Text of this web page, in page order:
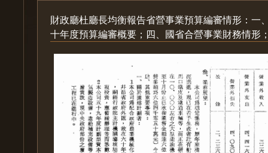
財政廳杜廳長均衡報告省營事業預算編審情形：
十年度預算編審概要；四、國省合營事業財務情形